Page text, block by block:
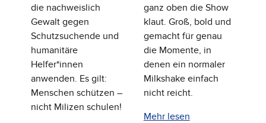
die nachweislich
Gewalt gegen
Schutzsuchende und
humanitäre
Helfer*innen
anwenden. Es gilt:
Menschen schützen –
nicht Milizen schulen!
ganz oben die Show
klaut. Groß, bold und
gemacht für genau
die Momente, in
denen ein normaler
Milkshake einfach
nicht reicht.
Mehr lesen